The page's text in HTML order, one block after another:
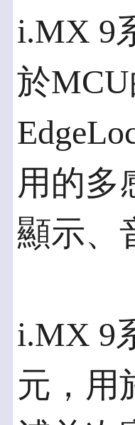
i.MX 9
於
用的多
顯示、
i.MX 9
元，用